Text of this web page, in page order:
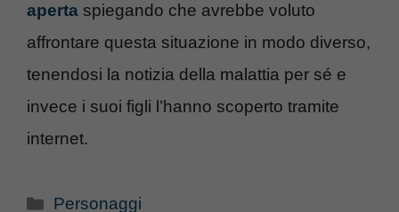
aperta spiegando che avrebbe voluto
affrontare questa situazione in modo diverso,
tenendosi la notizia della malattia per sé e
invece i suoi figli l’hanno scoperto tramite
internet.
Categorie
Personaggi